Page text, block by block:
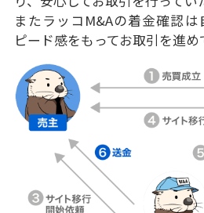
またラッコM&Aの着金確認
ピード感をもってお取引を進め